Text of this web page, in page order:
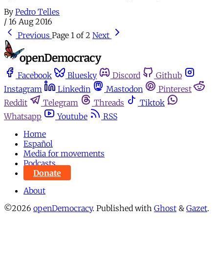
By Pedro Telles
/ 16 Aug 2016
Previous Page 1 of 2 Next
Facebook Bluesky Discord
Github
Instagram
Linkedin Mastodon
Pinterest
Reddit
Telegram Threads
Tiktok
Whatsapp
Youtube
RSS
Home
Español
Media for movements
Podcasts
Donate
About
©2026 openDemocracy. Published with Ghost & Gazet.